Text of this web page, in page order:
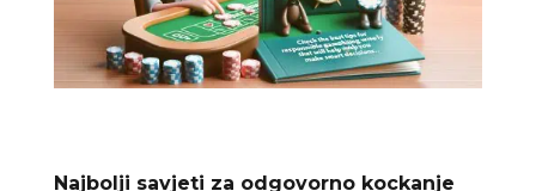
Najbolji savjeti za odgovorno kockanje